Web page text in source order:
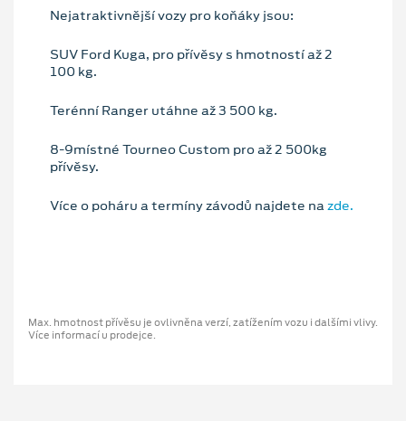
Nejatraktivnější vozy pro koňáky jsou:
SUV Ford Kuga, pro přívěsy s hmotností až 2
100 kg.
Terénní Ranger utáhne až 3 500 kg.
8-9místné Tourneo Custom pro až 2 500kg
přívěsy.
Více o poháru a termíny závodů najdete na zde.
Max. hmotnost přívěsu je ovlivněna verzí, zatížením vozu i dalšími vlivy.
Více informací u prodejce.